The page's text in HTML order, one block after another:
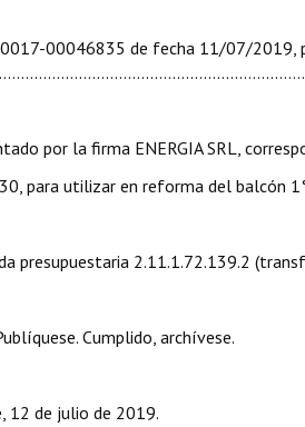
0017-00046835 de fecha 11/07/
por la firma ENERGIA SRL,
para utilizar en reforma del balcón
presupuestaria 2.11.1.72.139.2
Cumplido, archívese.
12 de julio de 2019.